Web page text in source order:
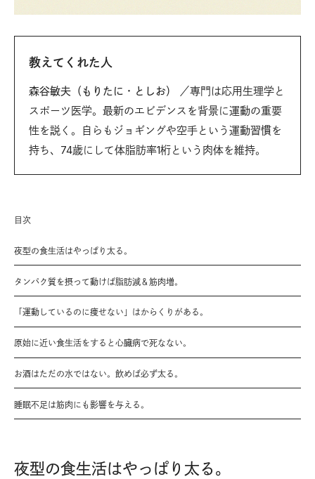
教えてくれた人
森谷敏夫（もりたに・としお）
／専門は応用生理学と
スポーツ医学。最新のエビデンスを背景に運動の重要
性を説く。自らもジョギングや空手という運動習慣を
持ち、74歳にして体脂肪率1桁という肉体を維持。
目次
夜型の食生活はやっぱり太る。
タンパク質を摂って動けば脂肪減＆筋肉増。
「運動しているのに痩せない」はからくりがある。
原始に近い食生活をすると心臓病で死なない。
お酒はただの水ではない。飲めば必ず太る。
睡眠不足は筋肉にも影響を与える。
夜型の食生活はやっぱり太る。